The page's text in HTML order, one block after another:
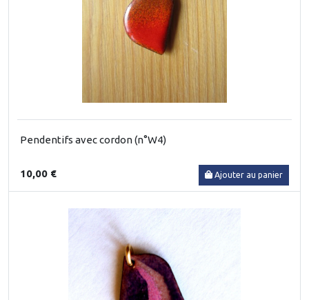
Pendentifs avec cordon (n°W4)
10,00 € Ajouter au panier